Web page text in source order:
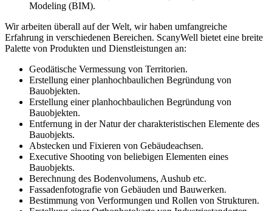
Modeling (BIM).
Wir arbeiten überall auf der Welt, wir haben umfangreiche
Erfahrung in verschiedenen Bereichen. ScanyWell bietet eine breite
Palette von Produkten und Dienstleistungen an:
Geodätische Vermessung von Territorien.
Erstellung einer planhochbaulichen Begründung von
Bauobjekten.
Erstellung einer planhochbaulichen Begründung von
Bauobjekten.
Entfernung in der Natur der charakteristischen Elemente des
Bauobjekts.
Abstecken und Fixieren von Gebäudeachsen.
Executive Shooting von beliebigen Elementen eines
Bauobjekts.
Berechnung des Bodenvolumens, Aushub etc.
Fassadenfotografie von Gebäuden und Bauwerken.
Bestimmung von Verformungen und Rollen von Strukturen.